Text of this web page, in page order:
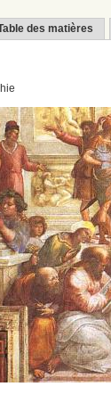
des matières